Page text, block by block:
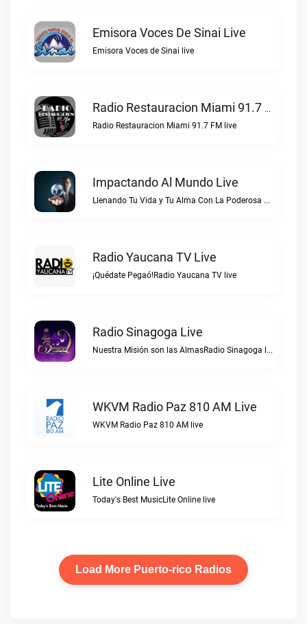
Emisora Voces De Sinai Live
Emisora Voces de Sinai live
Radio Restauracion Miami 91.7 FM Live
Radio Restauracion Miami 91.7 FM live
Impactando Al Mundo Live
Llenando Tu Vida y Tu Alma Con La Poderosa Palabra de DiosImpactando Al Mundo live
Radio Yaucana TV Live
¡Quédate Pegaó!Radio Yaucana TV live
Radio Sinagoga Live
Nuestra Misión son las AlmasRadio Sinagoga live
WKVM Radio Paz 810 AM Live
WKVM Radio Paz 810 AM live
Lite Online Live
Today's Best MusicLite Online live
Load More Puerto-rico Radios